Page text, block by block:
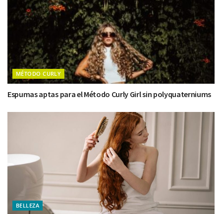
MÉTODO CURLY
Espumas aptas para el Método Curly Girl sin polyquaterniums
BELLEZA